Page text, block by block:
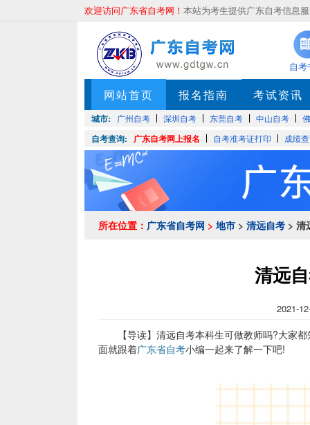
欢迎访问广东省自考网！ 本站为考生提供广东自考信息
自考
网站首页 报名指南 考试资讯
城市: 广州自考 深圳自考 东莞自考 中山自考
自考查询: 广东自考网上报名 自考准考证打印 成绩
所在位置： 广东省自考网 > 地市 > 清远自考 > 清
清远
2021-
【导读】清远自考本科生可做教师吗?大家都
面就跟着广东省自考小编一起来了解一下吧!